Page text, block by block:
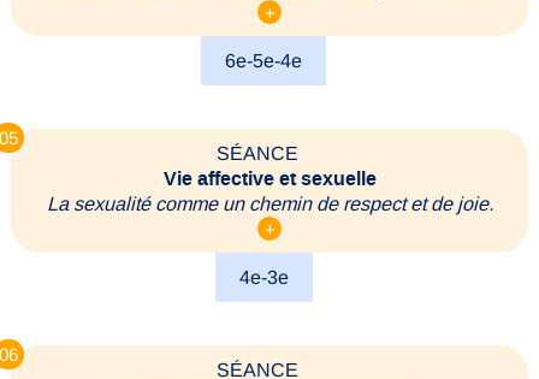
+
6e-5e-4e
SÉANCE
Vie affective et sexuelle
La sexualité comme un chemin de respect et de joie.
+
4e-3e
SÉANCE